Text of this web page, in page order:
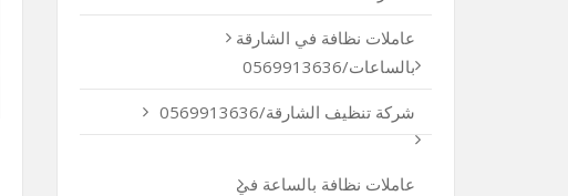
عاملات نظافة في الشارقة
بالساعات/0569913636
شركة تنظيف الشارقة/0569913636
عاملات نظافة بالساعة في